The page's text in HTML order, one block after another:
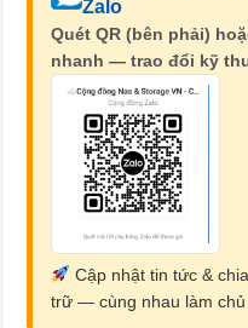
Zalo
Quét QR (bên phải)
nhanh — trao đổi kỹ
Cập nhật tin tức &
trữ — cùng nhau làm chủ